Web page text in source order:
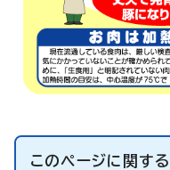
このページに関する